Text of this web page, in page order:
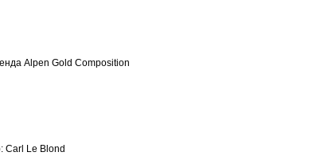
Alpen Gold Composition
Carl Le Blond